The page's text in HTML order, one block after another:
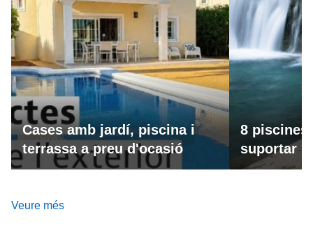
Cases amb jardí, piscina i
terrassa a preu d'ocasió
8 piscines
suportar
Veure més